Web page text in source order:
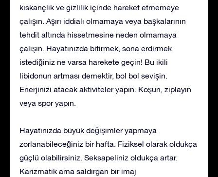
kıskançlık ve gizlilik içinde hareket etmemeye
çalışın. Aşırı iddialı olmamaya veya başkalarının
tehdit altında hissetmesine neden olmamaya
çalışın. Hayatınızda bitirmek, sona erdirmek
istediğiniz ne varsa harekete geçin! Bu ikili
libidonun artması demektir, bol bol sevişin.
Enerjinizi atacak aktiviteler yapın. Koşun, zıplayın
veya spor yapın.
Hayatınızda büyük değişimler yapmaya
zorlanabileceğiniz bir hafta. Fiziksel olarak oldukça
güçlü olabilirsiniz. Seksapeliniz oldukça artar.
Karizmatik ama saldırgan bir imaj